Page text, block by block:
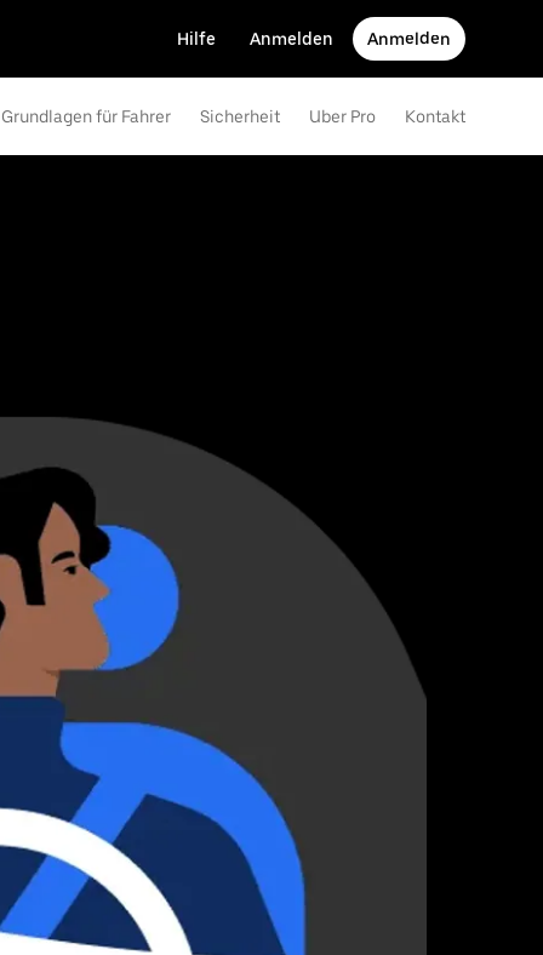
Hilfe Anmelden Anmelden
Grundlagen für Fahrer Sicherheit Uber Pro Kontakt